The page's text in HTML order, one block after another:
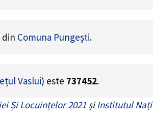
din Comuna Pungești.
Vaslui) este 737452.
Și Locuințelor 2021 șiInstitutul